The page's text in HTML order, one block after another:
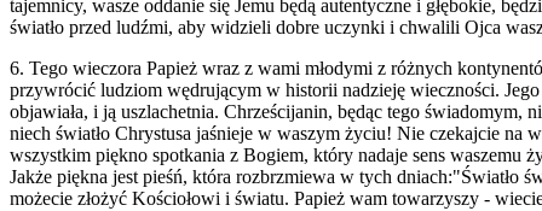
tajemnicy, wasze oddanie się Jemu będą autentyczne i głębokie,
światło przed ludźmi, aby widzieli dobre uczynki i chwalili Ojca
6. Tego wieczora Papież wraz z wami młodymi z różnych
przywrócić ludziom wędrującym w historii nadzieję wieczności.
objawiała, i ją uszlachetnia. Chrześcijanin, będąc tego
niech światło Chrystusa jaśnieje w waszym życiu! Nie czekajcie na
wszystkim piękno spotkania z Bogiem, który nadaje sens
Jakże piękna jest pieśń, która rozbrzmiewa w tych dniach:"Światło
możecie złożyć Kościołowi i światu. Papież wam towarzyszy -